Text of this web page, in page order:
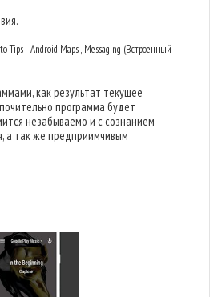
Tips - Android Maps , Messaging (Встроенный
как результат текущее
программа будет
незабываемо и с сознанием
а так же предприимчивым